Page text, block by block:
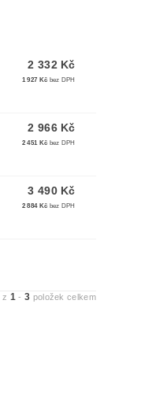
2 332 Kč
1 927 Kč bez DPH
2 966 Kč
2 451 Kč bez DPH
3 490 Kč
2 884 Kč bez DPH
z 1 - 3 položek celkem